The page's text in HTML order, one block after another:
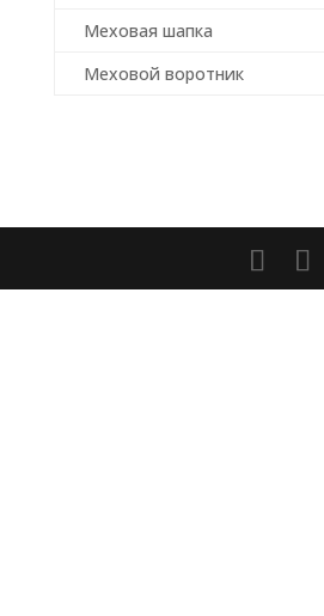
Меховая шапка
Меховой воротник